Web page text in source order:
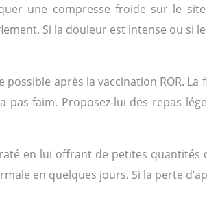
une compresse froide sur le
Si la douleur est intense ou si
après la vaccination ROR.
pas faim. Proposez-lui des repas
en lui offrant de petites
en quelques jours. Si la perte